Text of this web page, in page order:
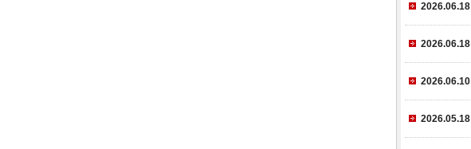
2026.06.18
2026.06.18
2026.06.10
2026.05.18